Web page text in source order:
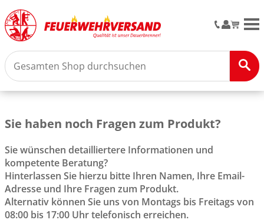
Sie haben noch Fragen zum Produkt?
Sie wünschen detailliertere Informationen und
kompetente Beratung?
Hinterlassen Sie hierzu bitte Ihren Namen, Ihre Email-
Adresse und Ihre Fragen zum Produkt.
Alternativ können Sie uns von Montags bis Freitags von
08:00 bis 17:00 Uhr telefonisch erreichen.